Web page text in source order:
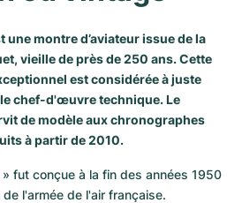
une montre d’aviateur issue de la
vieille de près de 250 ans. Cette
est considérée à juste
chef-d'œuvre technique. Le
de modèle aux chronographes
à partir de 2010.
fut conçue à la fin des années 1950
l'armée de l'air française.